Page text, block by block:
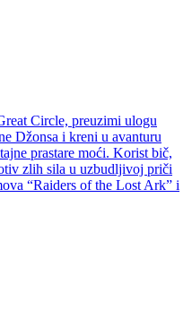
Circle, preuzimi ulogu
Džonsa i kreni u avanturu
prastare moći. Korist bič,
zlih sila u uzbudljivoj priči
“Raiders of the Lost Ark” i